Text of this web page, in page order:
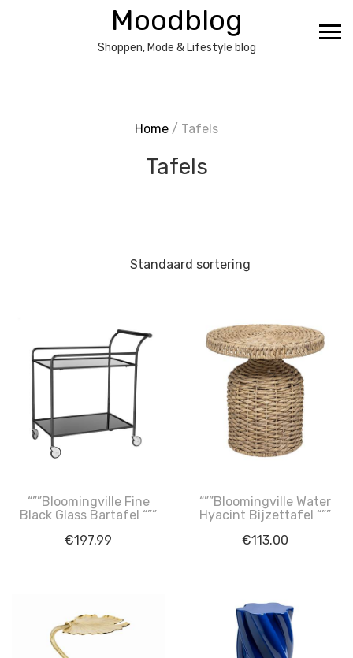
Moodblog
Shoppen, Mode & Lifestyle blog
Home / Tafels
Tafels
“””Bloomingville Fine
Black Glass Bartafel “””
€197.99
“””Bloomingville Water
Hyacint Bijzettafel “””
€113.00